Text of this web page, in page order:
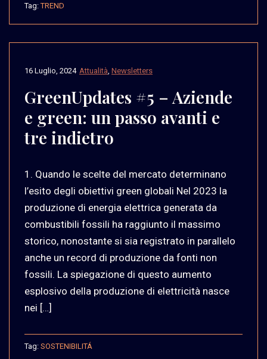
Tag:TREND
Attualità Newsletters
16 Luglio, 2024
GreenUpdates #5 – Aziende
e green: un passo avanti e
tre indietro
1. Quando le scelte del mercato determinano
l’esito degli obiettivi green globali Nel 2023 la
produzione di energia elettrica generata da
combustibili fossili ha raggiunto il massimo
storico, nonostante si sia registrato in parallelo
anche un record di produzione da fonti non
fossili. La spiegazione di questo aumento
esplosivo della produzione di elettricità nasce
nei […]
Tag: SOSTENIBILITÁ